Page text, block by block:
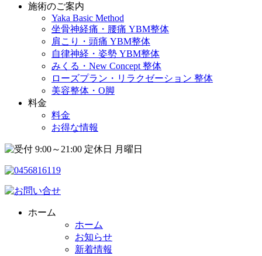
施術のご案内
Yaka Basic Method
坐骨神経痛・腰痛 YBM整体
肩こり・頭痛 YBM整体
自律神経・姿勢 YBM整体
みくる・New Concept 整体
ローズプラン・リラクゼーション 整体
美容整体・O脚
料金
料金
お得な情報
ホーム
ホーム
お知らせ
新着情報